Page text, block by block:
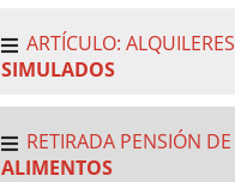
ARTÍCULO: ALQUILERES
SIMULADOS
RETIRADA PENSIÓN DE
ALIMENTOS